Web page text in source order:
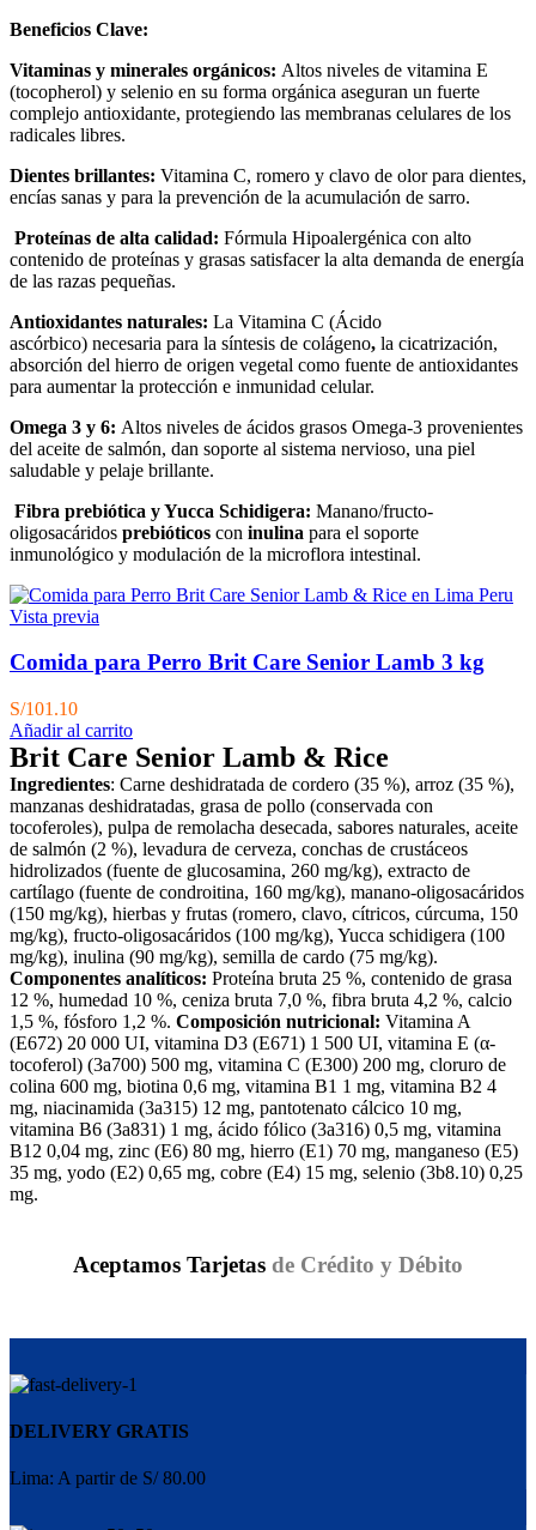
Beneficios Clave:
Vitaminas y minerales orgánicos: Altos niveles de vitamina E
(tocopherol) y selenio en su forma orgánica aseguran un fuerte
complejo antioxidante, protegiendo las membranas celulares de los
radicales libres.
Dientes brillantes: Vitamina C, romero y clavo de olor para dientes,
encías sanas y para la prevención de la acumulación de sarro.
Proteínas de alta calidad: Fórmula Hipoalergénica con alto
contenido de proteínas y grasas satisfacer la alta demanda de energía
de las razas pequeñas.
Antioxidantes naturales: La Vitamina C (Ácido
ascórbico) necesaria para la síntesis de colágeno, la cicatrización,
absorción del hierro de origen vegetal como fuente de antioxidantes
para aumentar la protección e inmunidad celular.
Omega 3 y 6: Altos niveles de ácidos grasos Omega-3 provenientes
del aceite de salmón, dan soporte al sistema nervioso, una piel
saludable y pelaje brillante.
Fibra prebiótica y Yucca Schidigera: Manano/fructo-
oligosacáridos prebióticos con inulina para el soporte
inmunológico y modulación de la microflora intestinal.
Vista previa
Comida para Perro Brit Care Senior Lamb 3 kg
S/101.10
Añadir al carrito
Brit Care Senior Lamb & Rice
Ingredientes: Carne deshidratada de cordero (35 %), arroz (35 %),
manzanas deshidratadas, grasa de pollo (conservada con
tocoferoles), pulpa de remolacha desecada, sabores naturales, aceite
de salmón (2 %), levadura de cerveza, conchas de crustáceos
hidrolizados (fuente de glucosamina, 260 mg/kg), extracto de
cartílago (fuente de condroitina, 160 mg/kg), manano-oligosacáridos
(150 mg/kg), hierbas y frutas (romero, clavo, cítricos, cúrcuma, 150
mg/kg), fructo-oligosacáridos (100 mg/kg), Yucca schidigera (100
mg/kg), inulina (90 mg/kg), semilla de cardo (75 mg/kg).
Componentes analíticos: Proteína bruta 25 %, contenido de grasa
12 %, humedad 10 %, ceniza bruta 7,0 %, fibra bruta 4,2 %, calcio
1,5 %, fósforo 1,2 %. Composición nutricional: Vitamina A
(E672) 20 000 UI, vitamina D3 (E671) 1 500 UI, vitamina E (α-
tocoferol) (3a700) 500 mg, vitamina C (E300) 200 mg, cloruro de
colina 600 mg, biotina 0,6 mg, vitamina B1 1 mg, vitamina B2 4
mg, niacinamida (3a315) 12 mg, pantotenato cálcico 10 mg,
vitamina B6 (3a831) 1 mg, ácido fólico (3a316) 0,5 mg, vitamina
B12 0,04 mg, zinc (E6) 80 mg, hierro (E1) 70 mg, manganeso (E5)
35 mg, yodo (E2) 0,65 mg, cobre (E4) 15 mg, selenio (3b8.10) 0,25
mg.
Aceptamos Tarjetas de Crédito y Débito
DELIVERY GRATIS
Lima: A partir de S/ 80.00